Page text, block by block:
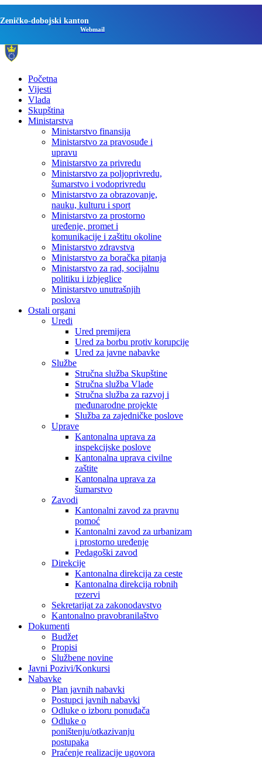
Zeničko-dobojski kanton
Webmail
Početna
Vijesti
Vlada
Skupština
Ministarstva
Ministarstvo finansija
Ministarstvo za pravosuđe i
upravu
Ministarstvo za privredu
Ministarstvo za poljoprivredu,
šumarstvo i vodoprivredu
Ministarstvo za obrazovanje,
nauku, kulturu i sport
Ministarstvo za prostorno
uređenje, promet i
komunikacije i zaštitu okoline
Ministarstvo zdravstva
Ministarstvo za boračka pitanja
Ministarstvo za rad, socijalnu
politiku i izbjeglice
Ministarstvo unutrašnjih
poslova
Ostali organi
Uredi
Ured premijera
Ured za borbu protiv korupcije
Ured za javne nabavke
Službe
Stručna služba Skupštine
Stručna služba Vlade
Stručna služba za razvoj i
međunarodne projekte
Služba za zajedničke poslove
Uprave
Kantonalna uprava za
inspekcijske poslove
Kantonalna uprava civilne
zaštite
Kantonalna uprava za
šumarstvo
Zavodi
Kantonalni zavod za pravnu
pomoć
Kantonalni zavod za urbanizam
i prostorno uređenje
Pedagoški zavod
Direkcije
Kantonalna direkcija za ceste
Kantonalna direkcija robnih
rezervi
Sekretarijat za zakonodavstvo
Kantonalno pravobranilaštvo
Dokumenti
Budžet
Propisi
Službene novine
Javni Pozivi/Konkursi
Nabavke
Plan javnih nabavki
Postupci javnih nabavki
Odluke o izboru ponuđača
Odluke o
poništenju/otkazivanju
postupaka
Praćenje realizacije ugovora